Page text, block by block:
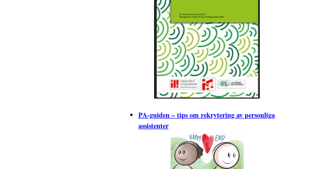
PA-guiden – tips om rekrytering av personliga
assistenter